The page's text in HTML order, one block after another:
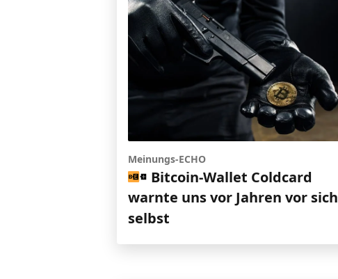
Meinungs-ECHO
Bitcoin-Wallet Coldcard
warnte uns vor Jahren vor sich
selbst